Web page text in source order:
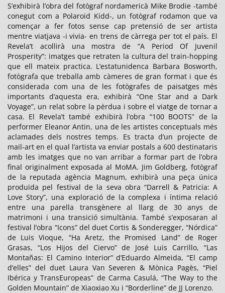
S’exhibirà l’obra del fotògraf nordamericà Mike Brodie -també
conegut com a Polaroid Kidd-, un fotògraf rodamon que va
començar a fer fotos sense cap pretensió de ser artista
mentre viatjava -i vivia- en trens de càrrega per tot el país. El
Revela’t acollirà una mostra de “A Period Of Juvenil
Prosperity”: imatges que retraten la cultura del train-hopping
que ell mateix practica. L’estatunidenca Barbara Bosworth,
fotògrafa que treballa amb càmeres de gran format i que és
considerada com una de les fotògrafes de paisatges més
importants d’aquesta era, exhibirà “One Star and a Dark
Voyage”, un relat sobre la pèrdua i sobre el viatge de tornar a
casa. El Revela’t també exhibirà l’obra “100 BOOTS” de la
performer Eleanor Antin, una de les artistes conceptuals més
aclamades dels nostres temps. Es tracta d’un projecte de
mail-art en el qual l’artista va enviar postals a 600 destinataris
amb les imatges que no van arribar a formar part de l’obra
final originalment exposada al MoMA. Jim Goldberg, fotògraf
de la reputada agència Magnum, exhibirà una peça única
produïda pel festival de la seva obra “Darrell & Patricia: A
Love Story”, una exploració de la complexa i íntima relació
entre una parella transgènere al llarg de 30 anys de
matrimoni i una transició simultània. També s’exposaran al
festival l’obra “Icons” del duet Cortis & Sonderegger, “Nórdica”
de Luis Vioque, “Ha Aretz, the Promised Land” de Roger
Grasas, “Los Hijos del Ciervo” de José Luis Carrillo, “Las
Montañas: El Camino Interior” d’Eduardo Almeida, “El camp
d’elles” del duet Laura Van Severen & Mònica Pagès, “Piel
Ibérica y TransEuropeas” de Carma Casulá, “The Way to the
Golden Mountain” de Xiaoxiao Xu i “Borderline” de JJ Lorenzo.